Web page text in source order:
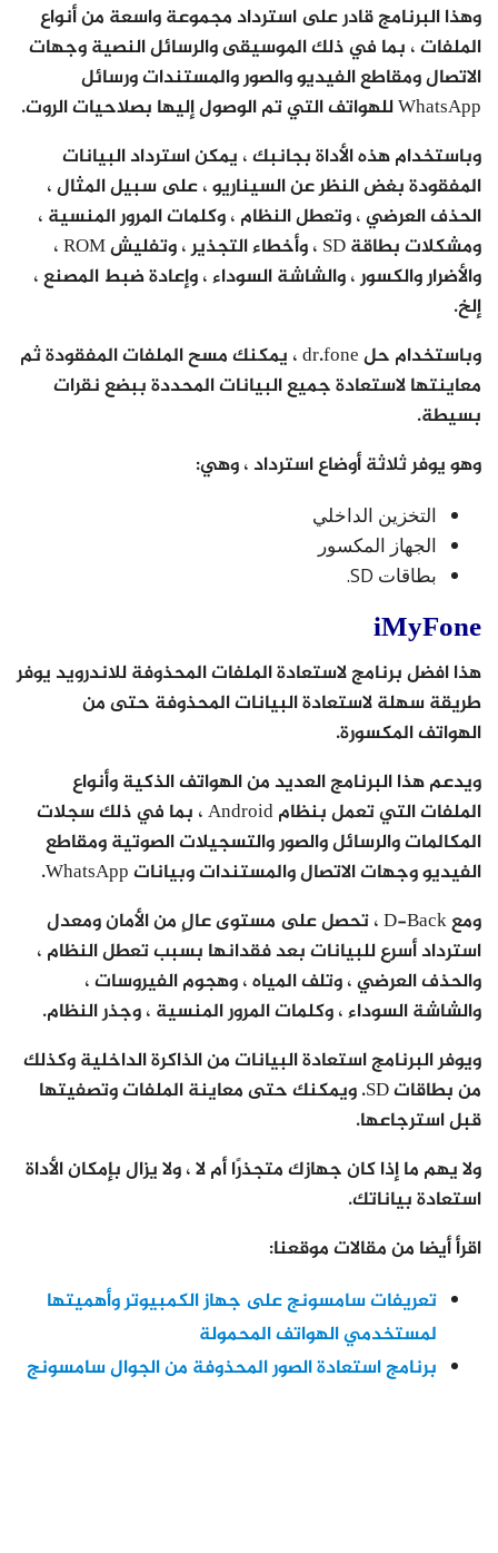
وهذا البرنامج قادر على استرداد مجموعة واسعة من أنواع
الملفات ، بما في ذلك الموسيقى والرسائل النصية وجهات
الاتصال ومقاطع الفيديو والصور والمستندات ورسائل
WhatsApp للهواتف التي تم الوصول إليها بصلاحيات الروت.
وباستخدام هذه الأداة بجانبك ، يمكن استرداد البيانات
المفقودة بغض النظر عن السيناريو ، على سبيل المثال ،
الحذف العرضي ، وتعطل النظام ، وكلمات المرور المنسية ،
ومشكلات بطاقة SD ، وأخطاء التجذير ، وتفليش ROM ،
والأضرار والكسور ، والشاشة السوداء ، وإعادة ضبط المصنع ،
إلخ.
وباستخدام حل dr.fone ، يمكنك مسح الملفات المفقودة ثم
معاينتها لاستعادة جميع البيانات المحددة ببضع نقرات
بسيطة.
وهو يوفر ثلاثة أوضاع استرداد ، وهي:
التخزين الداخلي
الجهاز المكسور
بطاقات SD.
iMyFone
هذا افضل برنامج لاستعادة الملفات المحذوفة للاندرويد يوفر
طريقة سهلة لاستعادة البيانات المحذوفة حتى من
الهواتف المكسورة.
ويدعم هذا البرنامج العديد من الهواتف الذكية وأنواع
الملفات التي تعمل بنظام Android ، بما في ذلك سجلات
المكالمات والرسائل والصور والتسجيلات الصوتية ومقاطع
الفيديو وجهات الاتصال والمستندات وبيانات WhatsApp.
ومع D-Back ، تحصل على مستوى عالٍ من الأمان ومعدل
استرداد أسرع للبيانات بعد فقدانها بسبب تعطل النظام ،
والحذف العرضي ، وتلف المياه ، وهجوم الفيروسات ،
والشاشة السوداء ، وكلمات المرور المنسية ، وجذر النظام.
ويوفر البرنامج استعادة البيانات من الذاكرة الداخلية وكذلك
من بطاقات SD. ويمكنك حتى معاينة الملفات وتصفيتها
قبل استرجاعها.
ولا يهم ما إذا كان جهازك متجذرًا أم لا ، ولا يزال بإمكان الأداة
استعادة بياناتك.
اقرأ أيضا من مقالات موقعنا:
تعريفات سامسونج على جهاز الكمبيوتر وأهميتها
لمستخدمي الهواتف المحمولة
برنامج استعادة الصور المحذوفة من الجوال سامسونج